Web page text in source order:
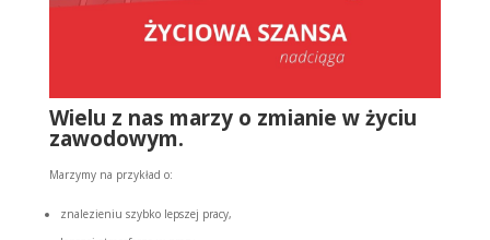
Wielu z nas marzy o zmianie w życiu
zawodowym.
Marzymy na przykład o:
znalezieniu szybko lepszej pracy,